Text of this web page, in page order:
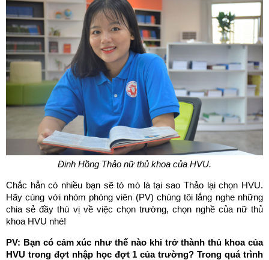
Đinh Hồng Thảo nữ thủ khoa của HVU.
Chắc hẳn có nhiều bạn sẽ tò mò là tại sao Thảo lại chọn HVU.
Hãy cùng với nhóm phóng viên (PV) chúng tôi lắng nghe những
chia sẻ đầy thú vị về việc chọn trường, chọn nghề của nữ thủ
khoa HVU nhé!
PV: Bạn có cảm xúc như thế nào khi trở thành thủ khoa của
HVU trong đợt nhập học đợt 1 của trường? Trong quá trình